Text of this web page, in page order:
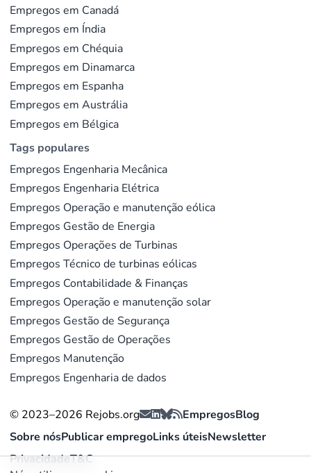
Empregos em Canadá
Empregos em Índia
Empregos em Chéquia
Empregos em Dinamarca
Empregos em Espanha
Empregos em Austrália
Empregos em Bélgica
Tags populares
Empregos Engenharia Mecânica
Empregos Engenharia Elétrica
Empregos Operação e manutenção eólica
Empregos Gestão de Energia
Empregos Operações de Turbinas
Empregos Técnico de turbinas eólicas
Empregos Contabilidade & Finanças
Empregos Operação e manutenção solar
Empregos Gestão de Segurança
Empregos Gestão de Operações
Empregos Manutenção
Empregos Engenharia de dados
© 2023–2026 Rejobs.org EmpregosBlog
Sobre nósPublicar empregoLinks úteisNewsletter
PrivacidadeT&C